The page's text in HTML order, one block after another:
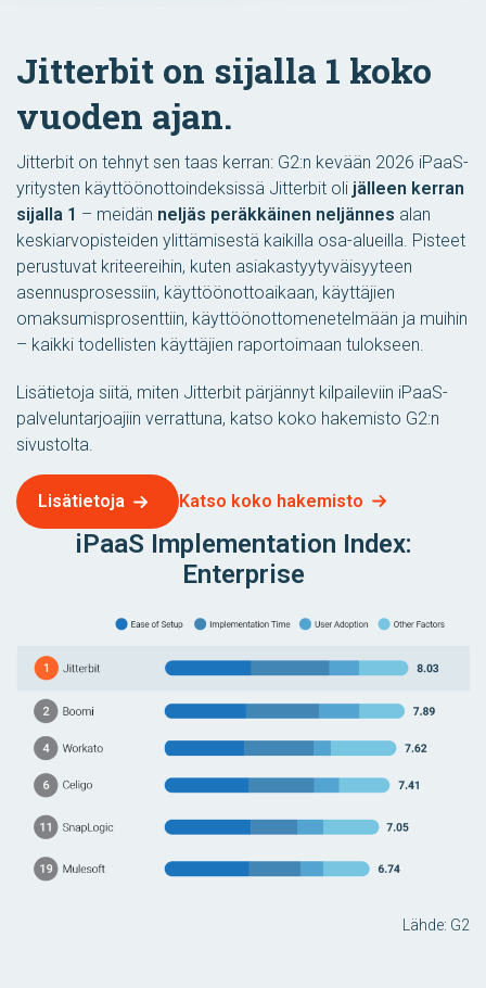
Jitterbit on sijalla 1 koko
vuoden ajan.
Jitterbit on tehnyt sen taas kerran: G2:n kevään 2026 iPaaS-
yritysten käyttöönottoindeksissä Jitterbit oli jälleen kerran
sijalla 1 – meidän neljäs peräkkäinen neljännes alan
keskiarvopisteiden ylittämisestä kaikilla osa-alueilla. Pisteet
perustuvat kriteereihin, kuten asiakastyytyväisyyteen
asennusprosessiin, käyttöönottoaikaan, käyttäjien
omaksumisprosenttiin, käyttöönottomenetelmään ja muihin
– kaikki todellisten käyttäjien raportoimaan tulokseen.
Lisätietoja siitä, miten Jitterbit pärjännyt kilpaileviin iPaaS-
palveluntarjoajiin verrattuna, katso koko hakemisto G2:n
sivustolta.
Lisätietoja Katso koko hakemisto
iPaaS Implementation Index:
Enterprise
Lähde: G2